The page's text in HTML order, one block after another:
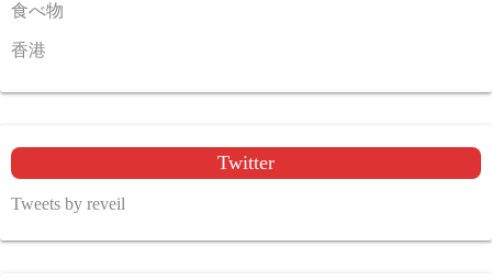
食べ物
香港
Twitter
Tweets by reveil